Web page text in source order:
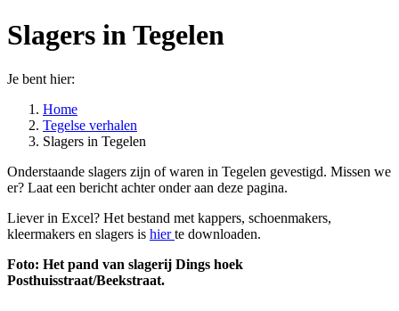
Slagers in Tegelen
Je bent hier:
Home
Tegelse verhalen
Slagers in Tegelen
Onderstaande slagers zijn of waren in Tegelen gevestigd. Missen we
er? Laat een bericht achter onder aan deze pagina.
Liever in Excel? Het bestand met kappers, schoenmakers,
kleermakers en slagers is hierte downloaden.
Foto: Het pand van slagerij Dings hoek
Posthuisstraat/Beekstraat.